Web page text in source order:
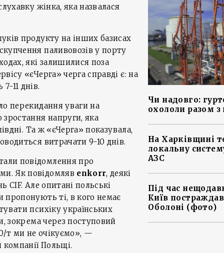
жінка, яка назвалася
продукту на інших базисах
паливовозів у порту
які залишилися поза
«єЧерга» черга справді є: на
11 днів.
перекидання уваги на
напруги, яка
Та ж «єЧерга» показувала,
витрачати 9-10 днів.
повідомлення про
Як повідомляв enkorr, деякі
CIF. Але опитані польські
пропонують ті, в кого немає
психіку українських
зокрема через поступовий
т ми не очікуємо», —
Польщі.
Чи надовго:
охололи разом
На Харківщині
локальну
АЗС
Під час
Київ
Оболоні (фото)